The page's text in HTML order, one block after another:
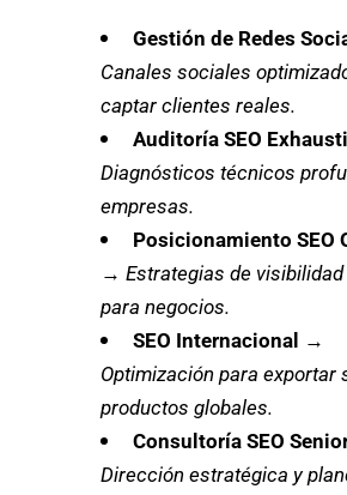
Gestión de Redes
Canales sociales
captar clientes reales.
Auditoría SEO
Diagnósticos técnicos
empresas.
Posicionamiento SEO
→ Estrategias de
para negocios.
SEO Internacional →
Optimización para exportar
productos globales.
Consultoría SEO
Dirección estratégica y